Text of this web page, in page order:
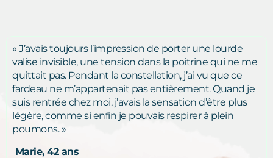
« J’avais toujours l’impression de porter une lourde
valise invisible, une tension dans la poitrine qui ne me
quittait pas. Pendant la constellation, j’ai vu que ce
fardeau ne m’appartenait pas entièrement. Quand je
suis rentrée chez moi, j’avais la sensation d’être plus
légère, comme si enfin je pouvais respirer à plein
poumons. »
Marie, 42 ans